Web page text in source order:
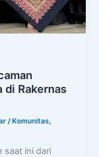
di Rakernas
/Komunitas,
saat ini dari